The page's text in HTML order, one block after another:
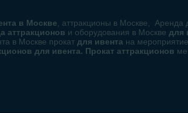
в Москве , аттракционы в Москве,
аттракционов и оборудования в Москве для
в Москве прокат для ивента на
для ивента. Прокат аттракционов